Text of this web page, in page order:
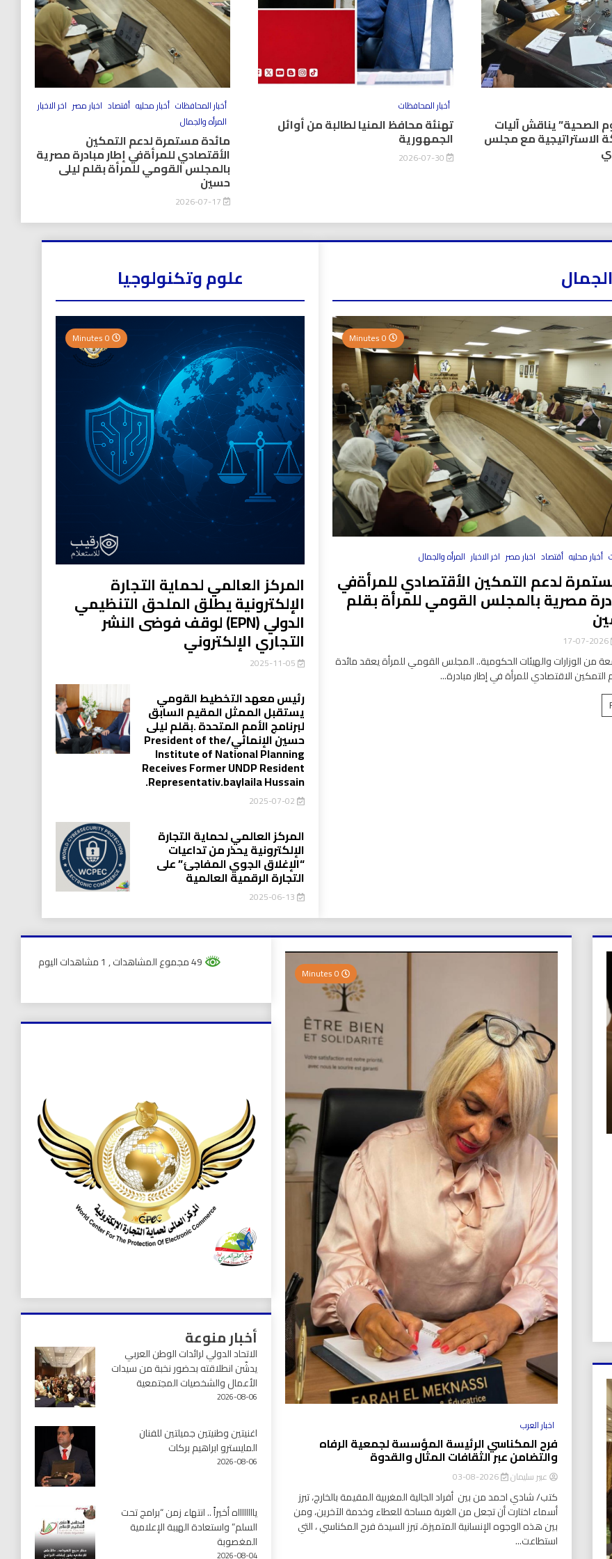
الصحية” يناقش آليات
الاستراتيجية مع مجلس
أخبار المحافظات
تهنئة محافظ المنيا لطالبة من أوائل
الجمهورية
أخبار المحافظات أخبار محليه أقتصاد اخبار مصر اخر الاخبار
المرأه والجمال
مائدة مستمرة لدعم التمكين
الأقتصادي للمرأةفي إطار مبادرة مصرية
بالمجلس القومي للمرأة بقلم ليلى
حسين
0 Minutes
أخبار محليه أقتصاد اخبار مصر اخر الاخبار المرأه والجمال
لدعم التمكين الأقتصادي للمرأةفي
مصرية بالمجلس القومي للمرأة بقلم
2026-07-17
من الوزارات والهيئات الحكومية.. المجلس القومي للمرأة يعقد مائدة
الاقتصادي للمرأة في إطار مبادرة...
علوم وتكنولوجيا
0 Minutes
المركز العالمي لحماية التجارة
الإلكترونية يطلق الملحق التنظيمي
الدولي (EPN) لوقف فوضى النشر
التجاري الإلكتروني
رئيس معهد التخطيط القومي
يستقبل الممثل المقيم السابق
لبرنامج الأمم المتحدة .بقلم ليلى
حسين الإنمائي/President of the
Institute of National Planning
Receives Former UNDP Resident
.Representativ.baylaila Hussain
2025-07-02
المركز العالمي لحماية التجارة
الإلكترونية يحذر من تداعيات
“الإغلاق الجوي المفاجئ” على
التجارة الرقمية العالمية
2025-06-13
اخبار العرب
فرح المكناسي الرئيسة المؤسسة لجمعية الرفاه
والتضامن عبر الثقافات المثال والقدوة
عبير سليمان 2026-08-03
كتب/ شادي احمد من بين أفراد الجالية المغربية المقيمة بالخارج، تبرز
أسماء اختارت أن تجعل من الغربة مساحة للعطاء وخدمة الآخرين، ومن
بين هذه الوجوه الإنسانية المتميزة، تبرز السيدة فرح المكناسي ، التي
استطاعت...
, 1 مشاهدات اليوم
أخبار منوعة
الاتحاد الدولي لرائدات الوطن العربي
يدشّن انطلاقته بحضور نخبة من سيدات
الأعمال والشخصيات المجتمعية
2026-08-06
اغنيتين وطنيتين جميلتين للفنان
المايسترو ابراهيم بركات
2026-08-06
يااااااااه أخيراً .. انتهاء زمن “برامج تحت
السلم” واستعادة الهيبة الإعلامية
المغصوبة
2026-08-04